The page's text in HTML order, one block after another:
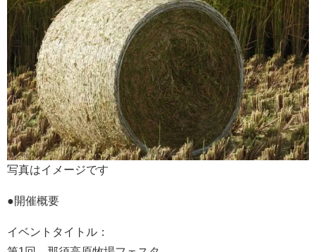
写真はイメージです
●開催概要
イベントタイトル：